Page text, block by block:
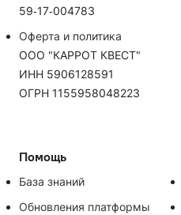
Помощь
База знаний
Обновления платформы
59‑17‑004783
Оферта и политика
ООО "КАРРОТ КВЕСТ"
ИНН 5906128591
ОГРН 1155958048223